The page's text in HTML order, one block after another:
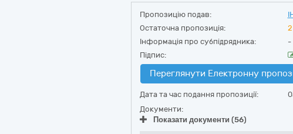
Пропозицію подав:
Остаточна пропозиція:
Інформація про субпідрядника:
-
Підпис:
Переглянути Електронну
Дата та час подання пропозиції:
Документи:
Показати документи (56)